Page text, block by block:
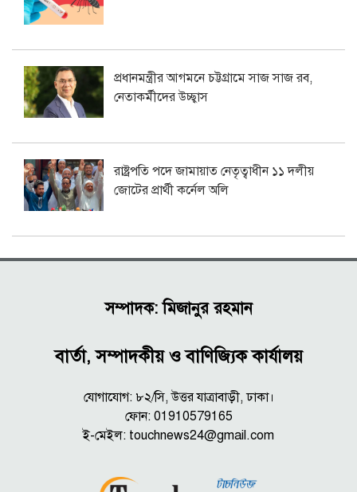
প্রধানমন্ত্রীর আগমনে চট্টগ্রামে সাজ সাজ রব,
নেতাকর্মীদের উচ্ছ্বাস
রাষ্ট্রপতি পদে জামায়াত নেতৃত্বাধীন ১১ দলীয়
জোটের প্রার্থী কর্নেল অলি
সম্পাদক: মিজানুর রহমান
বার্তা, সম্পাদকীয় ও বাণিজ্যিক কার্যালয়
যোগাযোগ: ৮২/সি, উত্তর যাত্রাবাড়ী, ঢাকা।
ফোন: 01910579165
ই-মেইল: touchnews24@gmail.com